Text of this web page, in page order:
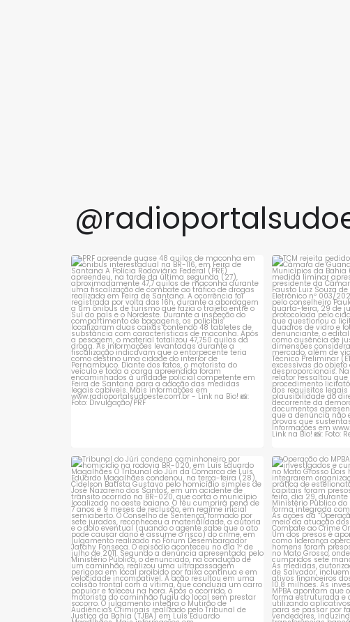
PRF apreende quase 48 quilos de maconha
em ônibus...
1 0
TCM rejeita
Tribunal do Júri condena caminhoneiro
por...
1 0
Operação do